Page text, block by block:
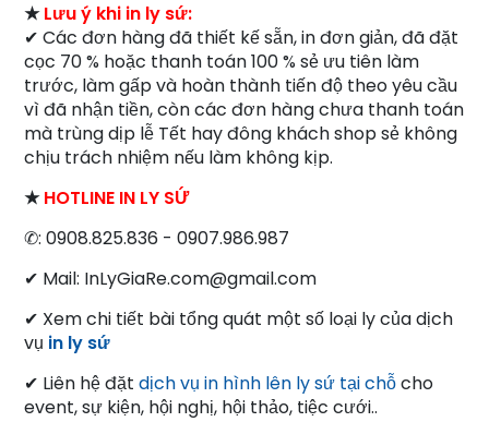
★Lưu ý khi in ly sứ:
✔ Các đơn hàng đã thiết kế sẵn, in đơn giản, đã đặt
cọc 70 % hoặc thanh toán 100 % sẻ ưu tiên làm
trước, làm gấp và hoàn thành tiến độ theo yêu cầu
vì đã nhận tiền, còn các đơn hàng chưa thanh toán
mà trùng dịp lễ Tết hay đông khách shop sẻ không
chịu trách nhiệm nếu làm không kịp.
★HOTLINE IN LY SỨ
✆: 0908.825.836 - 0907.986.987
✔ Mail: InLyGiaRe.com@gmail.com
✔ Xem chi tiết bài tổng quát một số loại ly của dịch
vụ in ly sứ
✔ Liên hệ đặt dịch vụ in hình lên ly sứ tại chỗcho
event, sự kiện, hội nghị, hội thảo, tiệc cưới..